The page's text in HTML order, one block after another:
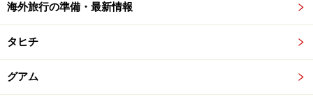
海外旅行の準備・最新情報
タヒチ
グアム